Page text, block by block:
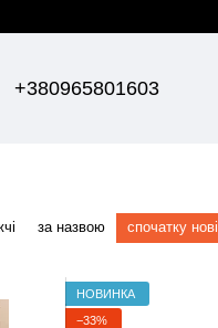
+380965801603
за назвою спочатку нові
НОВИНКА
−33%